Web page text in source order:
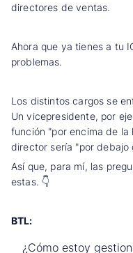
directores de ventas.
Ahora que ya tienes a tu
problemas.
Los distintos cargos se
Un vicepresidente, por
función "por encima de la
director sería "por debajo
Así que, para mí, las
estas. 👇
BTL:
¿Cómo estoy